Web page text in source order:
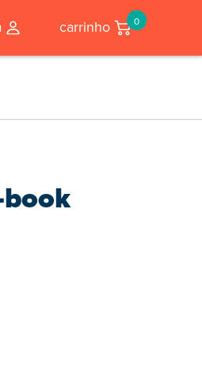
carrinho 0